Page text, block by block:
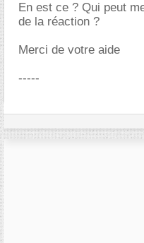
En est ce ? Qui peut
de la réaction ?
Merci de votre aide
-----